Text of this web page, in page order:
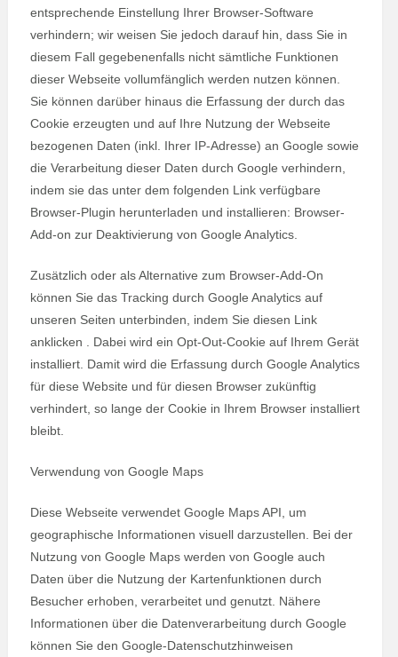
entsprechende Einstellung Ihrer Browser-Software
verhindern; wir weisen Sie jedoch darauf hin, dass Sie in
diesem Fall gegebenenfalls nicht sämtliche Funktionen
dieser Webseite vollumfänglich werden nutzen können.
Sie können darüber hinaus die Erfassung der durch das
Cookie erzeugten und auf Ihre Nutzung der Webseite
bezogenen Daten (inkl. Ihrer IP-Adresse) an Google sowie
die Verarbeitung dieser Daten durch Google verhindern,
indem sie das unter dem folgenden Link verfügbare
Browser-Plugin herunterladen und installieren: Browser-
Add-on zur Deaktivierung von Google Analytics.
Zusätzlich oder als Alternative zum Browser-Add-On
können Sie das Tracking durch Google Analytics auf
unseren Seiten unterbinden, indem Sie diesen Link
anklicken . Dabei wird ein Opt-Out-Cookie auf Ihrem Gerät
installiert. Damit wird die Erfassung durch Google Analytics
für diese Website und für diesen Browser zukünftig
verhindert, so lange der Cookie in Ihrem Browser installiert
bleibt.
Verwendung von Google Maps
Diese Webseite verwendet Google Maps API, um
geographische Informationen visuell darzustellen. Bei der
Nutzung von Google Maps werden von Google auch
Daten über die Nutzung der Kartenfunktionen durch
Besucher erhoben, verarbeitet und genutzt. Nähere
Informationen über die Datenverarbeitung durch Google
können Sie den Google-Datenschutzhinweisen